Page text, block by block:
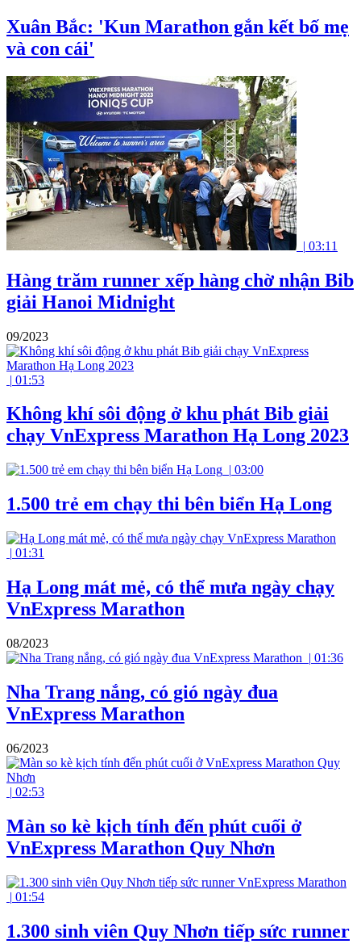
Xuân Bắc: 'Kun Marathon gắn kết bố mẹ
và con cái'
| 03:11
Hàng trăm runner xếp hàng chờ nhận Bib
giải Hanoi Midnight
09/2023
| 01:53
Không khí sôi động ở khu phát Bib giải
chạy VnExpress Marathon Hạ Long 2023
| 03:00
1.500 trẻ em chạy thi bên biển Hạ Long
| 01:31
Hạ Long mát mẻ, có thể mưa ngày chạy
VnExpress Marathon
08/2023
| 01:36
Nha Trang nắng, có gió ngày đua
VnExpress Marathon
06/2023
| 02:53
Màn so kè kịch tính đến phút cuối ở
VnExpress Marathon Quy Nhơn
| 01:54
1.300 sinh viên Quy Nhơn tiếp sức runner